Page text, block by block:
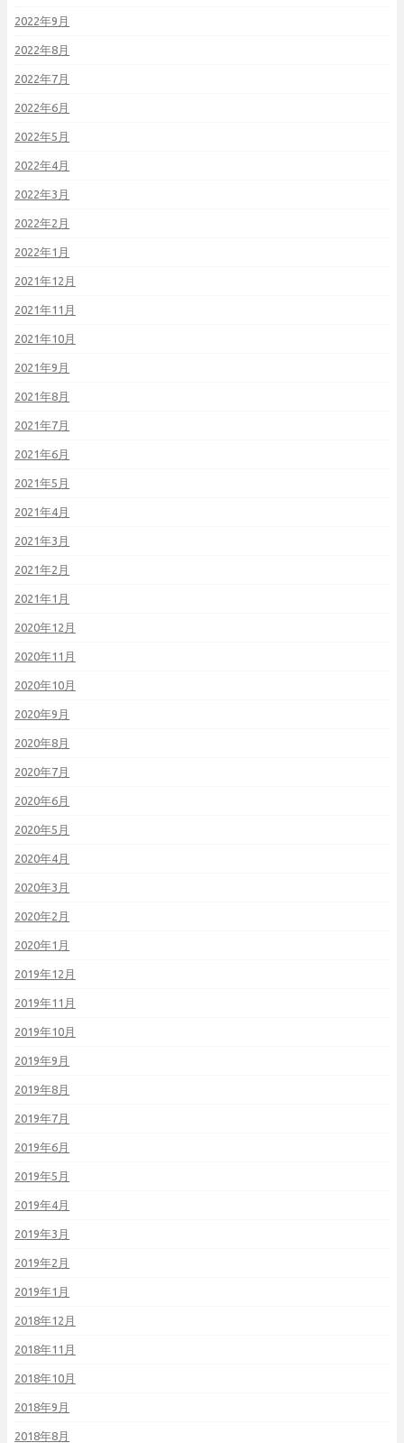
2022年9月
2022年8月
2022年7月
2022年6月
2022年5月
2022年4月
2022年3月
2022年2月
2022年1月
2021年12月
2021年11月
2021年10月
2021年9月
2021年8月
2021年7月
2021年6月
2021年5月
2021年4月
2021年3月
2021年2月
2021年1月
2020年12月
2020年11月
2020年10月
2020年9月
2020年8月
2020年7月
2020年6月
2020年5月
2020年4月
2020年3月
2020年2月
2020年1月
2019年12月
2019年11月
2019年10月
2019年9月
2019年8月
2019年7月
2019年6月
2019年5月
2019年4月
2019年3月
2019年2月
2019年1月
2018年12月
2018年11月
2018年10月
2018年9月
2018年8月